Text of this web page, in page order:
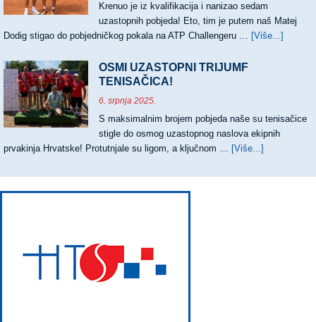
Krenuo je iz kvalifikacija i nanizao sedam
uzastopnih pobjeda! Eto, tim je putem naš Matej
Dodig stigao do pobjedničkog pokala na ATP Challengeru … [Više...]
OSMI UZASTOPNI TRIJUMF
TENISAČICA!
6. srpnja 2025.
S maksimalnim brojem pobjeda naše su tenisačice
stigle do osmog uzastopnog naslova ekipnih
prvakinja Hrvatske! Protutnjale su ligom, a ključnom … [Više...]
UZASTOPNI